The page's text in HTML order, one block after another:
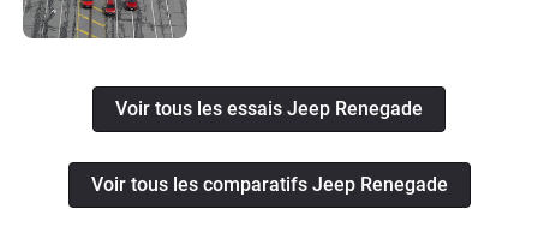
Voir tous les essais Jeep Renegade
Voir tous les comparatifs Jeep Renegade